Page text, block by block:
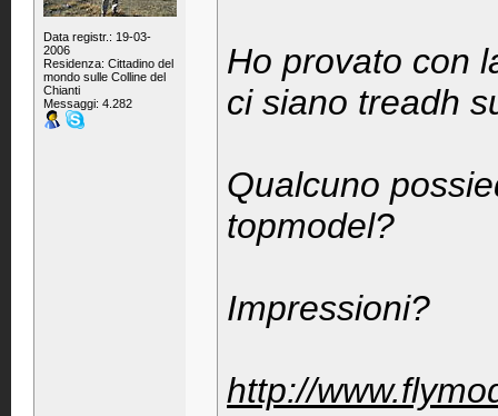
Data registr.: 19-03-
2006
Residenza: Cittadino del
mondo sulle Colline del
Chianti
Messaggi: 4.282
Ho provato con
ci siano treadh
Qualcuno
topmodel?
Impressioni?
http://